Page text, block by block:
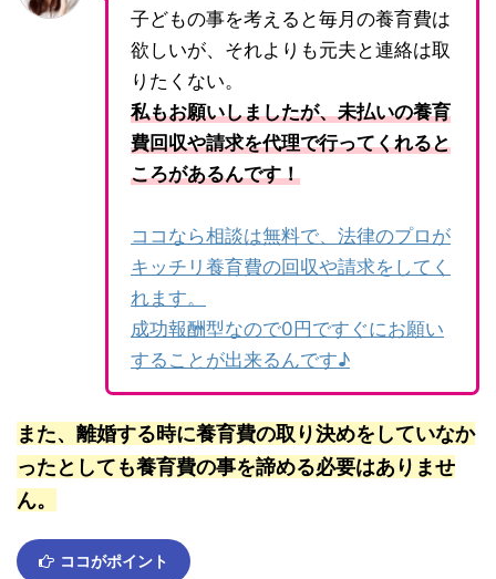
子どもの事を考えると毎月の養育費は
欲しいが、それよりも元夫と連絡は取
りたくない。
私もお願いしましたが、未払いの養育
費回収や請求を代理で行ってくれると
ころがあるんです！
ココなら相談は無料で、法律のプロが
キッチリ養育費の回収や請求をしてく
れます。
成功報酬型なので0円ですぐにお願い
することが出来るんです♪
また、離婚する時に養育費の取り決めをしていなか
ったとしても養育費の事を諦める必要はありませ
ん。
ココがポイント